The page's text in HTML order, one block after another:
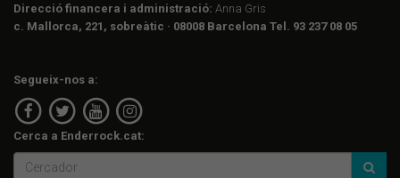
Direcció financera i administració: Anna Gris
c. Mallorca, 221, sobreàtic · 08008 Barcelona Tel. 93 237 08 05
Segueix-nos a:
Cerca a Enderrock.cat: